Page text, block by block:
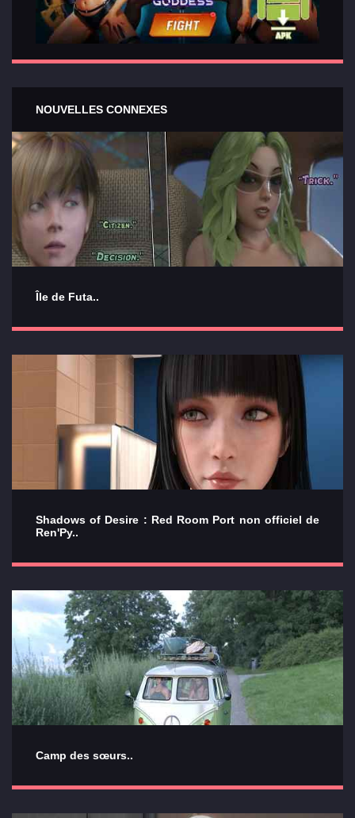
NOUVELLES CONNEXES
Île de Futa..
Shadows of Desire : Red Room Port non officiel de
Ren'Py..
Camp des sœurs..